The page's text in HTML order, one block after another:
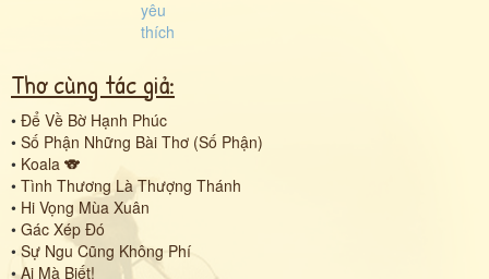
Thơ cùng tác giả:
• Để Về Bờ Hạnh Phúc
• Số Phận Những Bài Thơ (Số Phận)
• Koala 🐨
• Tình Thương Là Thượng Thánh
• Hi Vọng Mùa Xuân
• Gác Xép Đó
• Sự Ngu Cũng Không Phí
•Ai Mà Biết!